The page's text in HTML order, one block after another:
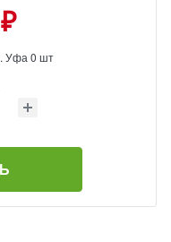
Уфа 0 шт